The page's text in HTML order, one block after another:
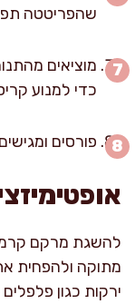
שהפריטטה
כדי למנוע
פורסים
מתוקה ולהפחית
ירקות כגון